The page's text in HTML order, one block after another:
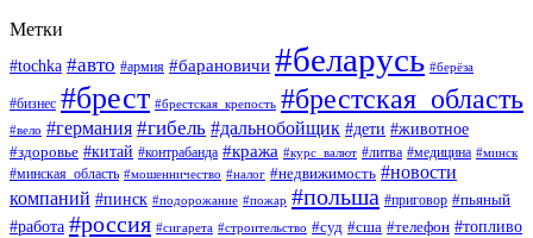
Метки
#tochka #авто #армия #барановичи #беларусь #берёза
#бизнес #брест #брестская_крепость #брестская_область
#вело #германия #гибель #дальнобойщик #дети #животное
#здоровье #китай #контрабанда #кража #курс_валют #литва #медицина #минск
#минская_область #мошенничество #налог #недвижимость #новости
компаний #пинск #подорожание #пожар #польша #приговор #пьяный
#работа #россия #сигарета #строительство #суд #сша #телефон #топливо